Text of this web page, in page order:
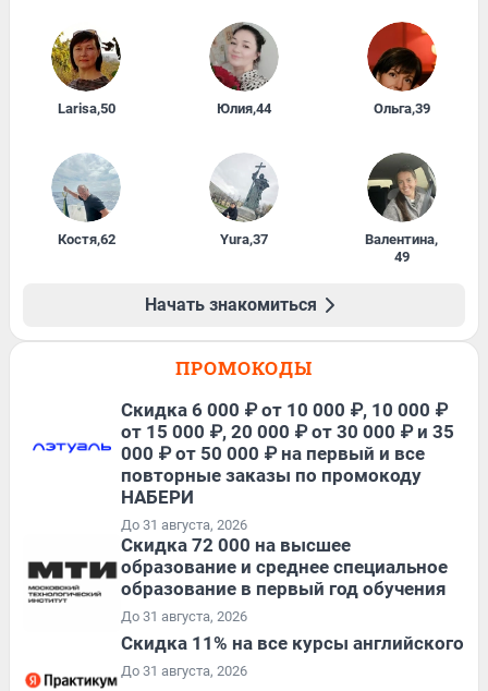
Larisa,50 Юлия,44 Ольга,39
Костя,62 Yura,37 Валентина,
49
Начать знакомиться
ПРОМОКОДЫ
Скидка 6 000 ₽ от 10 000 ₽, 10 000 ₽
от 15 000 ₽, 20 000 ₽ от 30 000 ₽ и 35
000 ₽ от 50 000 ₽ на первый и все
повторные заказы по промокоду
НАБЕРИ
До 31 августа, 2026
Скидка 72 000 на высшее
образование и среднее специальное
образование в первый год обучения
До 31 августа, 2026
Скидка 11% на все курсы английского
До 31 августа, 2026